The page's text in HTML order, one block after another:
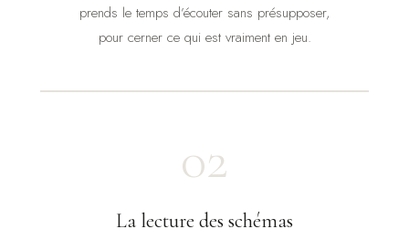
prends le temps d’écouter sans présupposer,
pour cerner ce qui est vraiment en jeu.
02
La lecture des schémas